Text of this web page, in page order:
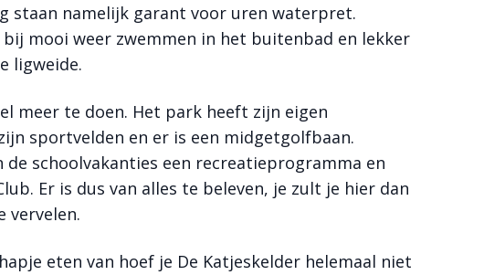
staan namelijk garant voor uren waterpret.
bij mooi weer zwemmen in het buitenbad en lekker
ligweide.
meer te doen. Het park heeft zijn eigen
sportvelden en er is een midgetgolfbaan.
de schoolvakanties een recreatieprogramma en
Er is dus van alles te beleven, je zult je hier dan
vervelen.
eten van hoef je De Katjeskelder helemaal niet